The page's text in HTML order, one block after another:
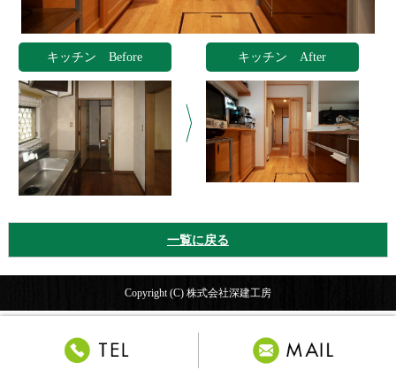
キッチン Before キッチン After
一覧に戻る
Copyright (C) 株式会社深建工房